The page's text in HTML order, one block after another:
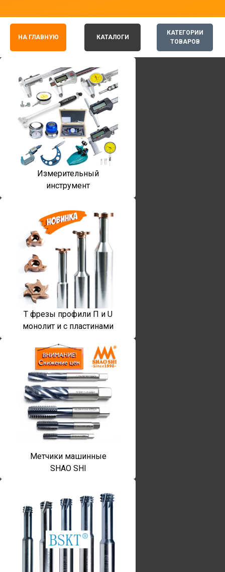
КАТЕГОРИИ
ТОВАРОВ
НА ГЛАВНУЮ КАТАЛОГИ
Измерительный
инструмент
T фрезы профили П и U
монолит и с пластинами
Метчики машинные
SHAO SHI